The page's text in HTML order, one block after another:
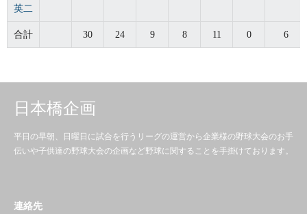
英二
合計 30 24 9 8 11 0 6
日本橋企画
平日の早朝、日曜日に試合を行うリーグの運営から企業様の野球大会のお手
伝いや子供達の野球大会の企画など野球に関することを手掛けております。
連絡先